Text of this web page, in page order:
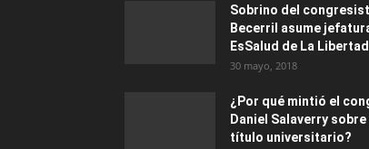
Sobrino del
Becerril asume
EsSalud de La Libertad
30 mayo, 2018
¿Por qué mintió el
Daniel Salaverry sobre
título universitario?